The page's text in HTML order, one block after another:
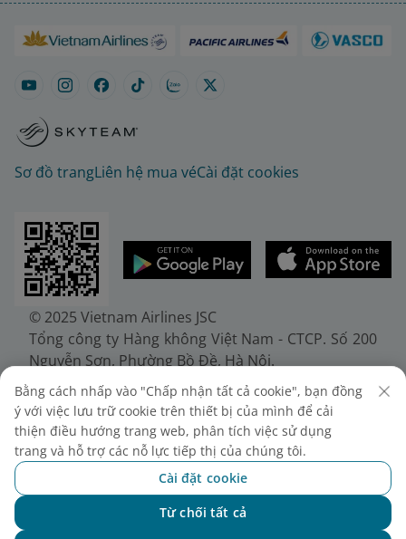
Sơ đồ trangLiên hệ mua véCài đặt cookies
© 2025 Vietnam Airlines JSC
Tổng công ty Hàng không Việt Nam - CTCP. Số 200
Nguyễn Sơn, Phường Bồ Đề, Hà Nội.
Điện thoại: (+84-24) 38272289. Fax: (+84-24)
38722375
Giấy chứng nhận đăng ký doanh nghiệp, mã số
doanh nghiệp 0100107518, đăng ký lần đầu ngày
30/6/2010, đăng ký thay đổi lần thứ 10 ngày
24/7/2025, cấp bởi Sở Tài chính Thành phố Hà Nội.
Bằng cách nhấp vào "Chấp nhận tất cả cookie", bạn đồng
ý với việc lưu trữ cookie trên thiết bị của mình để cải
thiện điều hướng trang web, phân tích việc sử dụng
trang và hỗ trợ các nỗ lực tiếp thị của chúng tôi.
Cài đặt cookie
Từ chối tất cả